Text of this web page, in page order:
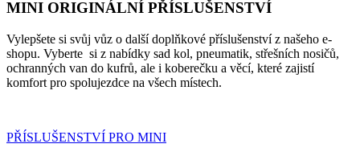
MINI ORIGINÁLNÍ PŘÍSLUŠENSTVÍ
Vylepšete si svůj vůz o další doplňkové příslušenství z našeho e-
shopu. Vyberte si z nabídky sad kol, pneumatik, střešních nosičů,
ochranných van do kufrů, ale i koberečku a věcí, které zajistí
komfort pro spolujezdce na všech místech.
PŘÍSLUŠENSTVÍ PRO MINI